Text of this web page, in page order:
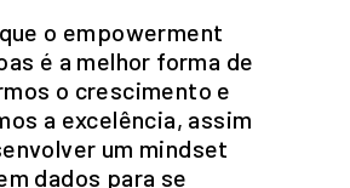
o empowerment
é a melhor forma de
o crescimento e
a excelência, assim
um mindset
dados para se